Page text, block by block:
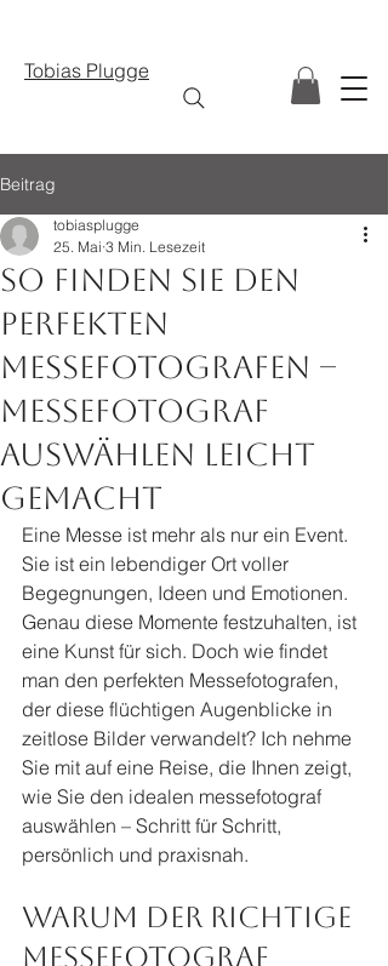
Tobias Plugge
Beitrag
So finden Sie den
perfekten
Messefotografen –
messefotograf
auswählen leicht
gemacht
tobiasplugge
25. Mai 3 Min. Lesezeit
Eine Messe ist mehr als nur ein Event.
Sie ist ein lebendiger Ort voller
Begegnungen, Ideen und Emotionen.
Genau diese Momente festzuhalten, ist
eine Kunst für sich. Doch wie findet
man den perfekten Messefotografen,
der diese flüchtigen Augenblicke in
zeitlose Bilder verwandelt? Ich nehme
Sie mit auf eine Reise, die Ihnen zeigt,
wie Sie den idealen messefotograf
auswählen – Schritt für Schritt,
persönlich und praxisnah.
Warum der richtige
messefotograf